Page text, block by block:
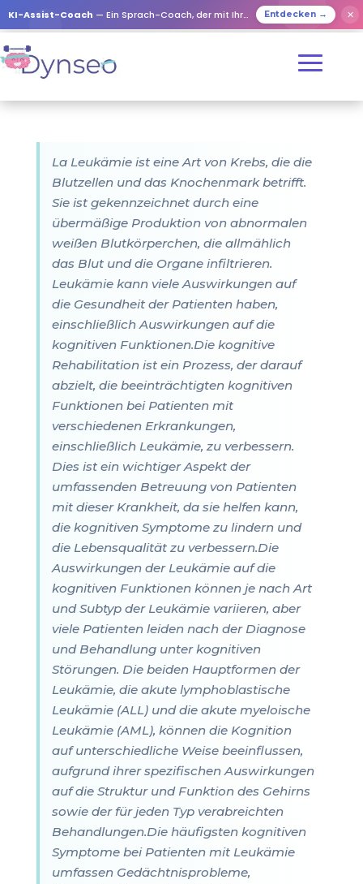
KI-Assist-Coach — Ein Sprach-Coach, der mit Ihren Lieben spielt Entdecken → ✕
La Leukämie ist eine Art von Krebs, die die
Blutzellen und das Knochenmark betrifft.
Sie ist gekennzeichnet durch eine
übermäßige Produktion von abnormalen
weißen Blutkörperchen, die allmählich
das Blut und die Organe infiltrieren.
Leukämie kann viele Auswirkungen auf
die Gesundheit der Patienten haben,
einschließlich Auswirkungen auf die
kognitiven Funktionen.Die kognitive
Rehabilitation ist ein Prozess, der darauf
abzielt, die beeinträchtigten kognitiven
Funktionen bei Patienten mit
verschiedenen Erkrankungen,
einschließlich Leukämie, zu verbessern.
Dies ist ein wichtiger Aspekt der
umfassenden Betreuung von Patienten
mit dieser Krankheit, da sie helfen kann,
die kognitiven Symptome zu lindern und
die Lebensqualität zu verbessern.Die
Auswirkungen der Leukämie auf die
kognitiven Funktionen können je nach Art
und Subtyp der Leukämie variieren, aber
viele Patienten leiden nach der Diagnose
und Behandlung unter kognitiven
Störungen. Die beiden Hauptformen der
Leukämie, die akute lymphoblastische
Leukämie (ALL) und die akute myeloische
Leukämie (AML), können die Kognition
auf unterschiedliche Weise beeinflussen,
aufgrund ihrer spezifischen Auswirkungen
auf die Struktur und Funktion des Gehirns
sowie der für jeden Typ verabreichten
Behandlungen.Die häufigsten kognitiven
Symptome bei Patienten mit Leukämie
umfassen Gedächtnisprobleme,